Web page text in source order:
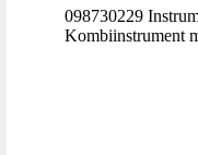
098730229
Kombiinstrument